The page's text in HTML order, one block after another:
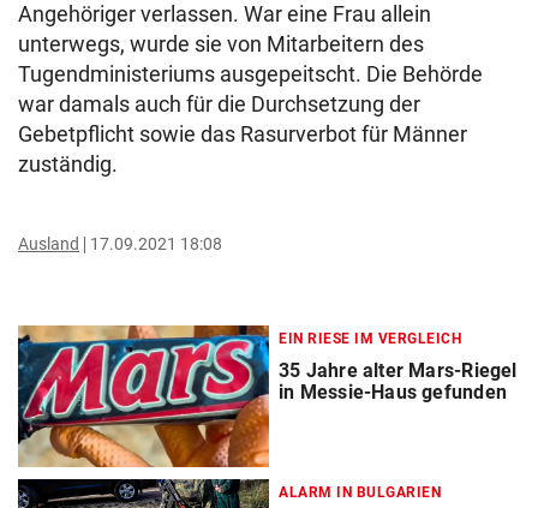
Angehöriger verlassen. War eine Frau allein
unterwegs, wurde sie von Mitarbeitern des
Tugendministeriums ausgepeitscht. Die Behörde
war damals auch für die Durchsetzung der
Gebetpflicht sowie das Rasurverbot für Männer
zuständig.
Ausland 17.09.2021 18:08
EIN RIESE IM VERGLEICH
35 Jahre alter Mars-Riegel
in Messie-Haus gefunden
ALARM IN BULGARIEN